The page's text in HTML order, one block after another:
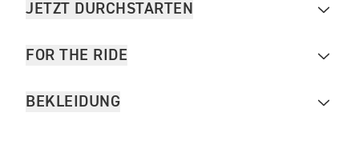
JETZT DURCHSTARTEN
FOR THE RIDE
BEKLEIDUNG